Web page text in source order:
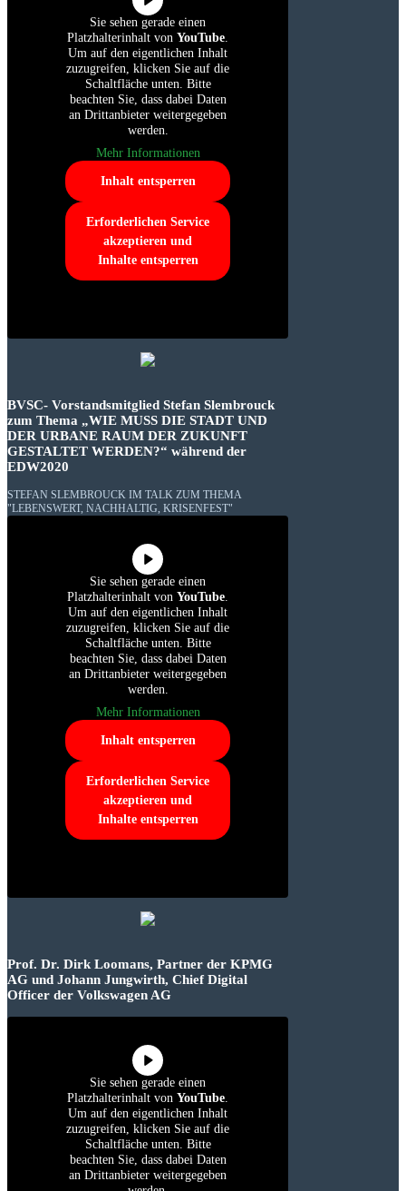
Sie sehen gerade einen
Platzhalterinhalt von YouTube.
Um auf den eigentlichen Inhalt
zuzugreifen, klicken Sie auf die
Schaltfläche unten. Bitte
beachten Sie, dass dabei Daten
an Drittanbieter weitergegeben
werden.
Mehr Informationen
Inhalt entsperren
Erforderlichen Service
akzeptieren und
Inhalte entsperren
BVSC- Vorstandsmitglied Stefan Slembrouck
zum Thema „WIE MUSS DIE STADT UND
DER URBANE RAUM DER ZUKUNFT
GESTALTET WERDEN?“ während der
EDW2020
STEFAN SLEMBROUCK IM TALK ZUM THEMA
"LEBENSWERT, NACHHALTIG, KRISENFEST"
Sie sehen gerade einen
Platzhalterinhalt von YouTube.
Um auf den eigentlichen Inhalt
zuzugreifen, klicken Sie auf die
Schaltfläche unten. Bitte
beachten Sie, dass dabei Daten
an Drittanbieter weitergegeben
werden.
Mehr Informationen
Inhalt entsperren
Erforderlichen Service
akzeptieren und
Inhalte entsperren
Prof. Dr. Dirk Loomans, Partner der KPMG
AG und Johann Jungwirth, Chief Digital
Officer der Volkswagen AG
Sie sehen gerade einen
Platzhalterinhalt von YouTube.
Um auf den eigentlichen Inhalt
zuzugreifen, klicken Sie auf die
Schaltfläche unten. Bitte
beachten Sie, dass dabei Daten
an Drittanbieter weitergegeben